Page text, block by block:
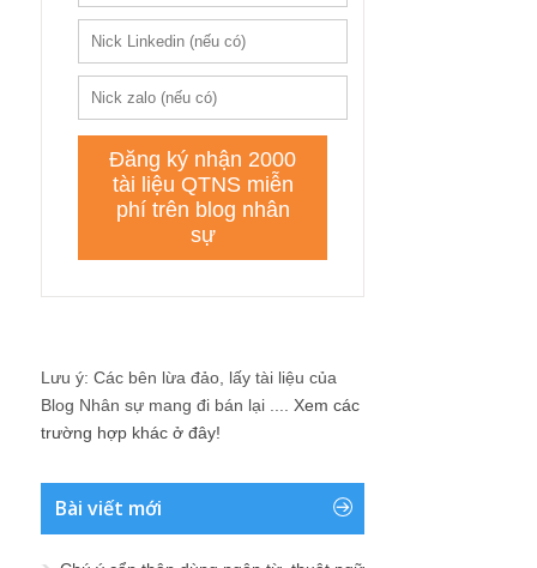
Lưu ý: Các bên lừa đảo, lấy tài liệu của
Blog Nhân sự mang đi bán lại .... Xem các
trường hợp khác ở đây!
Bài viết mới